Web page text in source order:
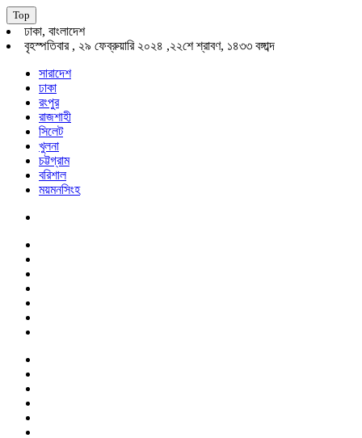
Top
ঢাকা, বাংলাদেশ
বৃহস্পতিবার , ২৯ ফেব্রুয়ারি ২০২৪ ,২২শে শ্রাবণ, ১৪৩৩ বঙ্গাব্দ
সারাদেশ
ঢাকা
রংপুর
রাজশাহী
সিলেট
খুলনা
চট্টগ্রাম
বরিশাল
ময়মনসিংহ